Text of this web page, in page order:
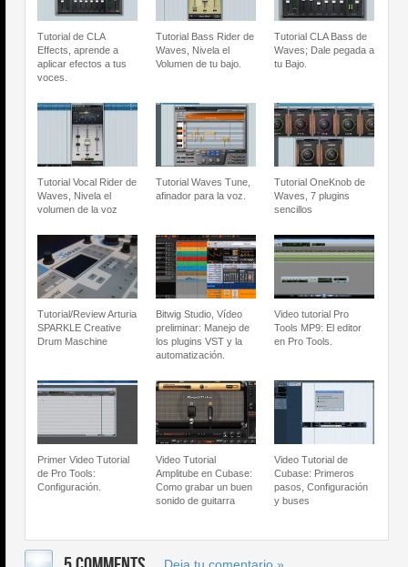
Tutorial de CLA
Effects, aprende a
aplicar efectos a tus
voces.
Tutorial Bass Rider de
Waves, Nivela el
Volumen de tu bajo.
Tutorial CLA Bass de
Waves; Dale pegada a
tu Bajo.
Tutorial Vocal Rider de
Waves, Nivela el
volumen de la voz
Tutorial Waves Tune,
afinador para la voz.
Tutorial OneKnob de
Waves, 7 plugins
sencillos
Tutorial/Review Arturia
SPARKLE Creative
Drum Maschine
Bitwig Studio, Vídeo
preliminar: Manejo de
los plugins VST y la
automatización.
Video tutorial Pro
Tools MP9: El editor
en Pro Tools.
Primer Video Tutorial
de Pro Tools:
Configuración.
Video Tutorial
Amplitube en Cubase:
Como grabar un buen
sonido de guitarra
Video Tutorial de
Cubase: Primeros
pasos, Configuración
y buses